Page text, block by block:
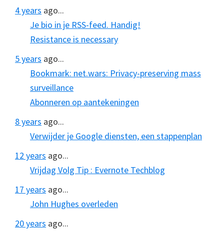
4 years ago...
Je bio in je RSS-feed. Handig!
Resistance is necessary
5 years ago...
Bookmark: net.wars: Privacy-preserving mass
surveillance
Abonneren op aantekeningen
8 years ago...
Verwijder je Google diensten, een stappenplan
12 years ago...
Vrijdag Volg Tip : Evernote Techblog
17 years ago...
John Hughes overleden
20 years ago...